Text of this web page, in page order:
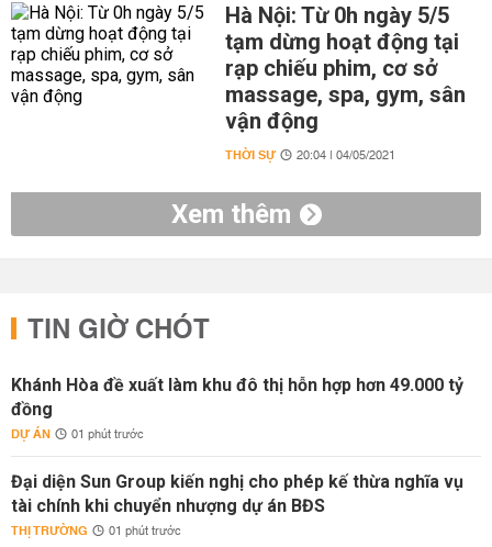
Hà Nội: Từ 0h ngày 5/5
tạm dừng hoạt động tại
rạp chiếu phim, cơ sở
massage, spa, gym, sân
vận động
THỜI SỰ 20:04 | 04/05/2021
Xem thêm
TIN GIỜ CHÓT
Khánh Hòa đề xuất làm khu đô thị hỗn hợp hơn 49.000 tỷ
đồng
DỰ ÁN 01 phút trước
Đại diện Sun Group kiến nghị cho phép kế thừa nghĩa vụ
tài chính khi chuyển nhượng dự án BĐS
THỊ TRƯỜNG 01 phút trước